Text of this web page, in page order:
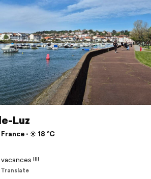
Luz
⋅ ☀️ 18 °C
!!!!
Translate